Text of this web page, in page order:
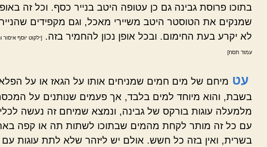
בתוכו פרוסת גבינה גם כן עטופה היטב בנייר כסף. וכל זה
שמנקים את הטוסטר היטב משיירי מאכל, וגם מקפידים
לא יקרע בעת החימום. ובכל אופן נכון להחמיר בזה.
[ילקוט יוסף איסור
עמוד תסח]
עט מיחם של מים חמים שמניחים אותו על הגאז או על
בשבת, והוא מיוחד למים בלבד, אך פעמים שנותנים על
מלמעלה עוגות בורקס של גבינה, ונמצא שמיחם זה נעשה
עם כל זה מותר לקחת מהמים שבתוכו לשתות תה או קפה
בשרית, ואין בזה כל חשש. אולם יש ליזהר שלא לתת עוגות עם